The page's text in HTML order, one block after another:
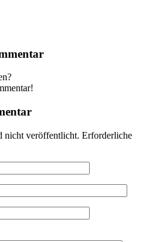
nicht veröffentlicht. Erforderliche